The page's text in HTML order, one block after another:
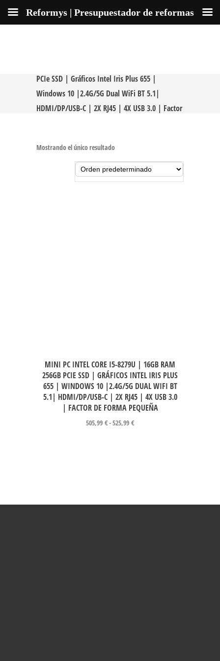
PCIe SSD | Gráficos Intel Iris Plus 655 |
Windows 10 |2.4G/5G Dual WiFi BT 5.1|
HDMI/DP/USB-C | 2X RJ45 | 4X USB 3.0 | Factor
Mostrando el único resultado
MINI PC INTEL CORE I5-8279U | 16GB RAM
256GB PCIE SSD | GRÁFICOS INTEL IRIS PLUS
655 | WINDOWS 10 |2.4G/5G DUAL WIFI BT
5.1| HDMI/DP/USB-C | 2X RJ45 | 4X USB 3.0
| FACTOR DE FORMA PEQUEÑA
505,99 €-525,99 €
Reformys | Presupuestador de reformas